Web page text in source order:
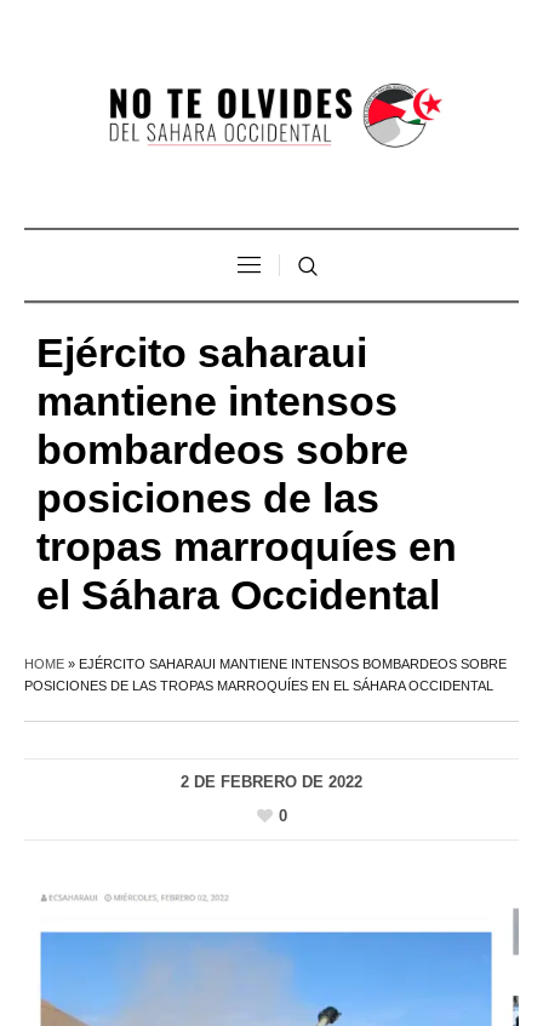
Ejército saharaui
mantiene intensos
bombardeos sobre
posiciones de las
tropas marroquíes en
el Sáhara Occidental
HOME » EJÉRCITO SAHARAUI MANTIENE INTENSOS BOMBARDEOS SOBRE
POSICIONES DE LAS TROPAS MARROQUÍES EN EL SÁHARA OCCIDENTAL
2 DE FEBRERO DE 2022
0